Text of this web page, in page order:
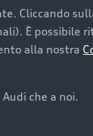
Per fare un
tramite
Cliccando
È possibile
alla nostra
che a noi.